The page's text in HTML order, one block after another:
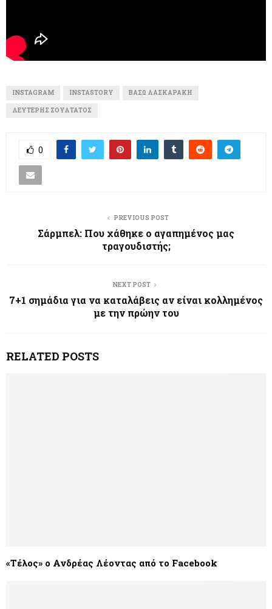
INSTAGRAM INSTASTORY ΒΆΣΩ ΛΑΣΚΑΡΆΚΗ
ΛΕΥΤΈΡΗΣ ΣΟΥΛΤΆΤΟΣ
0
PREVIOUS POST
Σάρμπελ: Που χάθηκε ο αγαπημένος μας
τραγουδιστής;
NEXT POST
7+1 σημάδια για να καταλάβεις αν είναι κολλημένος
με την πρώην του
RELATED POSTS
«Τέλος» ο Ανδρέας Λέοντας από το Facebook